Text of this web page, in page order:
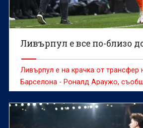
Ливърпул е все по-близо
Ливърпул е на крачка от трансфер
Барселона - Роналд Араужо,